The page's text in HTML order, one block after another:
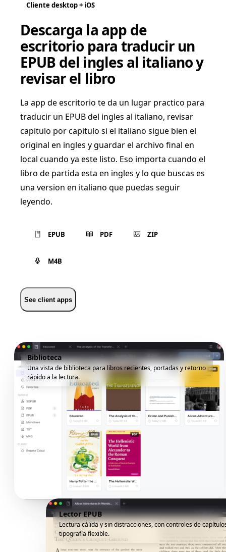
Cliente desktop + iOS
Descarga la app de
escritorio para traducir un
EPUB del ingles al italiano y
revisar el libro
La app de escritorio te da un lugar practico para
traducir un EPUB del ingles al italiano, revisar
capitulo por capitulo si el italiano sigue bien el
original en ingles y guardar el archivo final en
local cuando ya este listo. Eso importa cuando el
libro de partida esta en ingles y lo que buscas es
una version en italiano que puedas seguir
leyendo.
EPUB PDF ZIP
M4B
See client apps
Biblioteca
Una vista de biblioteca para libros recientes, portadas y retorno
rápido a la lectura.
Lector EPUB
Lectura cálida y sin distracciones, con controles de
tipografía flexible.